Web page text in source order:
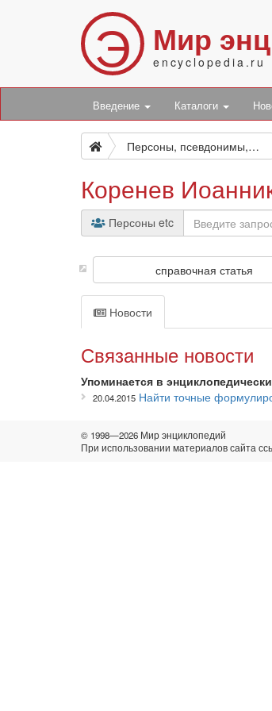
Э Мир
encyclopedia.ru
Введение Каталоги
Персоны, псевдонимы, персонажи и боты
Коренев
Персоны etc
справочная статья
Новости
Связанные новости
Упоминается в
20.04.2015 Найти точные
© 1998—2026 Мир энциклопедий
При использовании материалов сайта